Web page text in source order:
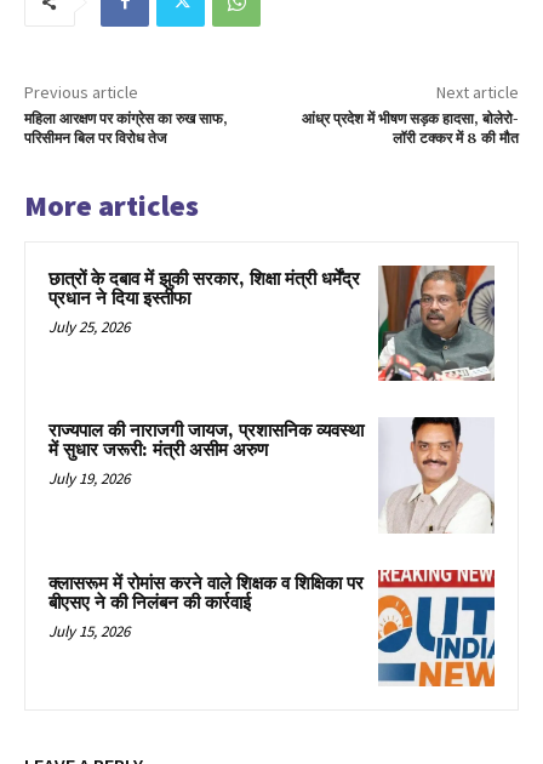
Previous article
महिला आरक्षण पर कांग्रेस का रुख साफ,
परिसीमन बिल पर विरोध तेज
Next article
आंध्र प्रदेश में भीषण सड़क हादसा, बोलेरो-
लॉरी टक्कर में 8 की मौत
More articles
छात्रों के दबाव में झुकी सरकार, शिक्षा मंत्री धर्मेंद्र
प्रधान ने दिया इस्तीफा
July 25, 2026
राज्यपाल की नाराजगी जायज, प्रशासनिक व्यवस्था
में सुधार जरूरी: मंत्री असीम अरुण
July 19, 2026
क्लासरूम में रोमांस करने वाले शिक्षक व शिक्षिका पर
बीएसए ने की निलंबन की कार्रवाई
July 15, 2026